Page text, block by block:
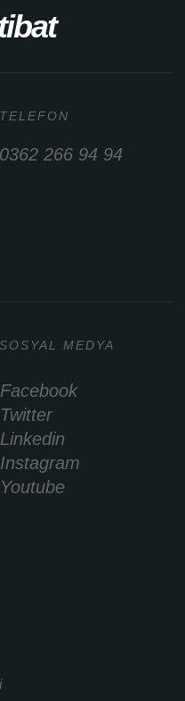
TELEFON
0362 266 94 94
SOSYAL MEDYA
Facebook
Twitter
Linkedin
Instagram
Youtube